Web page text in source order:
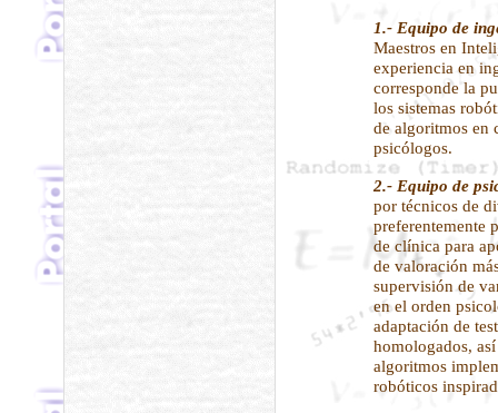
1.- Equipo de
Maestros en
experiencia en
corresponde la
los sistemas
de algoritmos en
psicólogos.
2.- Equipo de
por técnicos de
preferentemente
de clínica para
de valoración
supervisión de
en el orden
adaptación de
homologados,
algoritmos
robóticos